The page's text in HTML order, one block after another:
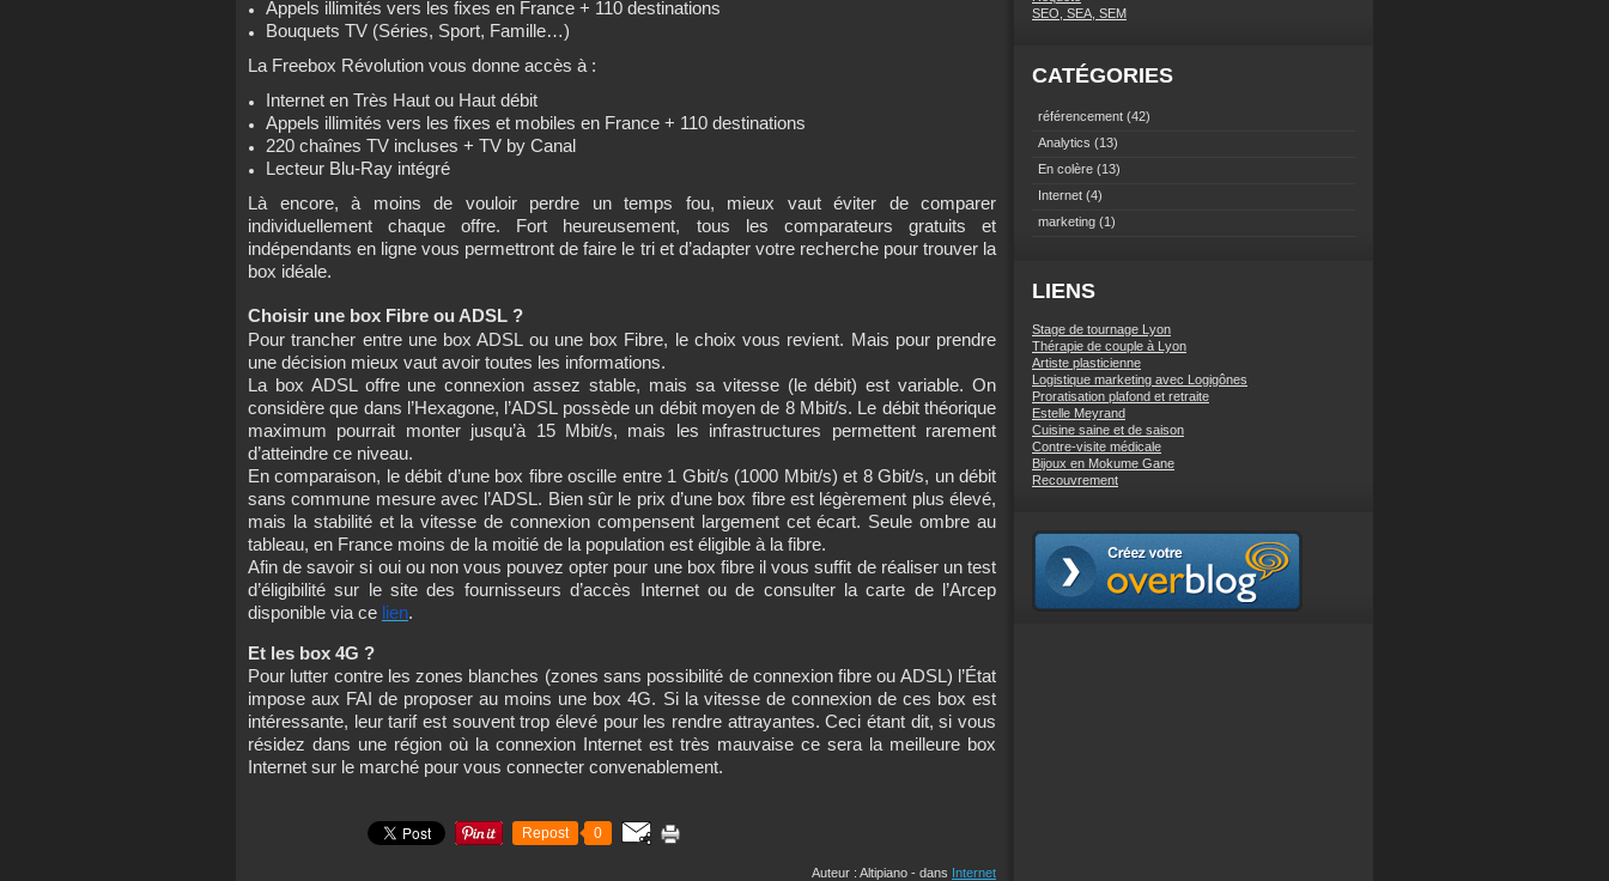
Appels illimités vers les fixes en France + 110 destinations
Bouquets TV (Séries, Sport, Famille…)
La Freebox Révolution vous donne accès à :
Internet en Très Haut ou Haut débit
Appels illimités vers les fixes et mobiles en France + 110 destinations
220 chaînes TV incluses + TV by Canal
Lecteur Blu-Ray intégré
Là encore, à moins de vouloir perdre un temps fou, mieux vaut éviter de comparer
individuellement chaque offre. Fort heureusement, tous les comparateurs gratuits et
indépendants en ligne vous permettront de faire le tri et d’adapter votre recherche pour trouver la
box idéale.
Choisir une box Fibre ou ADSL ?
Pour trancher entre une box ADSL ou une box Fibre, le choix vous revient. Mais pour prendre
une décision mieux vaut avoir toutes les informations.
La box ADSL offre une connexion assez stable, mais sa vitesse (le débit) est variable. On
considère que dans l’Hexagone, l’ADSL possède un débit moyen de 8 Mbit/s. Le débit théorique
maximum pourrait monter jusqu’à 15 Mbit/s, mais les infrastructures permettent rarement
d’atteindre ce niveau.
En comparaison, le débit d’une box fibre oscille entre 1 Gbit/s (1000 Mbit/s) et 8 Gbit/s, un débit
sans commune mesure avec l’ADSL. Bien sûr le prix d’une box fibre est légèrement plus élevé,
mais la stabilité et la vitesse de connexion compensent largement cet écart. Seule ombre au
tableau, en France moins de la moitié de la population est éligible à la fibre.
Afin de savoir si oui ou non vous pouvez opter pour une box fibre il vous suffit de réaliser un test
d’éligibilité sur le site des fournisseurs d’accès Internet ou de consulter la carte de l’Arcep
disponible via ce lien.
Et les box 4G ?
Pour lutter contre les zones blanches (zones sans possibilité de connexion fibre ou ADSL) l’État
impose aux FAI de proposer au moins une box 4G. Si la vitesse de connexion de ces box est
intéressante, leur tarif est souvent trop élevé pour les rendre attrayantes. Ceci étant dit, si vous
résidez dans une région où la connexion Internet est très mauvaise ce sera la meilleure box
Internet sur le marché pour vous connecter convenablement.
Repost 0
Auteur : Altipiano - dans Internet
SEO, SEA, SEM
CATÉGORIES
référencement (42)
Analytics (13)
En colère (13)
Internet (4)
marketing (1)
LIENS
Stage de tournage Lyon
Thérapie de couple à Lyon
Artiste plasticienne
Logistique marketing avec Logigônes
Proratisation plafond et retraite
Estelle Meyrand
Cuisine saine et de saison
Contre-visite médicale
Bijoux en Mokume Gane
Recouvrement